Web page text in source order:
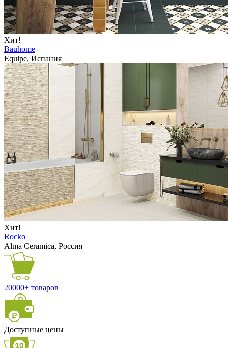
Хит!
Bauhome
Equipe, Испания
Хит!
Rocko
Alma Ceramica, Россия
20000+ товаров
Доступные цены